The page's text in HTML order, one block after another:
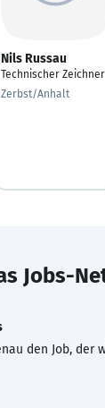
Nils Russau
Technischer Zeichner
Zerbst/Anhalt
Jobs-
den Job, der